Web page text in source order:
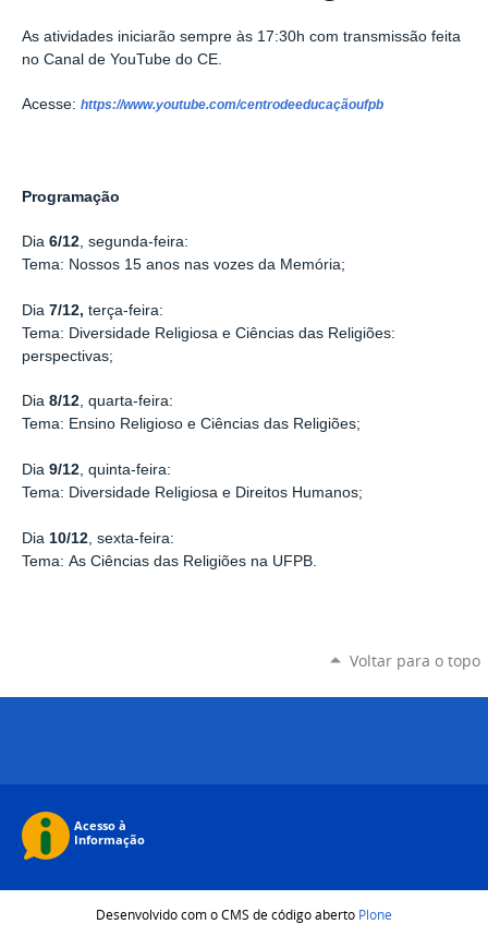
As atividades iniciarão sempre às 17:30h com transmissão feita
no Canal de YouTube do CE.
Acesse: https://www.youtube.com/centrodeeducaçãoufpb
Programação
Dia 6/12, segunda-feira:
Tema: Nossos 15 anos nas vozes da Memória;
Dia 7/12, terça-feira:
Tema: Diversidade Religiosa e Ciências das Religiões:
perspectivas;
Dia 8/12, quarta-feira:
Tema: Ensino Religioso e Ciências das Religiões;
Dia 9/12 , quinta-feira:
Tema: Diversidade Religiosa e Direitos Humanos;
Dia 10/12 , sexta-feira:
Tema: As Ciências das Religiões na UFPB.
Voltar para o topo
Desenvolvido com o CMS de código aberto Plone